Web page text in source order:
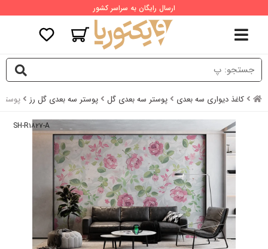
ارسال رایگان به سراسر کشور
کاغذ دیواری سه بعدی پوستر سه بعدی گل پوستر سه بعدی گل رز
SH-R۱۸۲۷-A